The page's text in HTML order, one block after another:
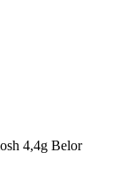
4,4g Belor